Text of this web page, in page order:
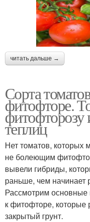
читать дальше →
Сорта
фитофторе.
фитофторозу
теплиц
Нет томатов, которых
не болеющим
вывели гибриды,
раньше, чем начинает
Рассмотрим основные
к фитофторе, которые
закрытый грунт.